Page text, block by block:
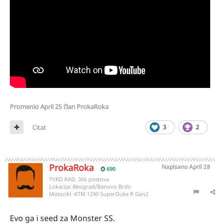
PromenioApril 25član ProkaRoka
3 2
Citat
ProkaRoka 690 NapisanoApril 28
TVRD RAD, 366 postova
Lokacija: Beograd/Banovo Brdo
Motocikl: KTM 1290 SuperDuke R Gen2
Evo ga i seed za Monster SS.